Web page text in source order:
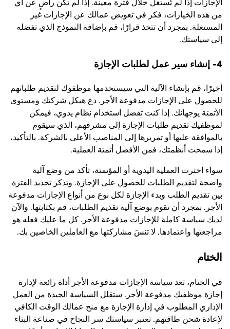
الإجازات إذا لم تُستغل خلال فترة معينة. إذا لم تكن راضٍ عن أي
من هذه الخيارات، فكر في تعويض عمالك عن الإجازات غير
المستغلة. بمجرد أن تتخذ قرارًا، قم بإضافة النموذج الذي تفضله
إلى سياستك.
4- إنشاء سير عمل لطلبات الإجازة
أخيرًا، قم بإنشاء الآلية التي سيستخدمها موظفوك لتقديم طلباتهم
للحصول على الإجازات مدفوعة الأجر. دع هيكل شركتك ومستوى
الأتمتة يوجهانك. إذا كنت تفضل استخدام نظام يدوي، فيمكن
لموظفيك تقديم طلبات الإجازة إلى مشرفهم، الذي سيقوم
بالموافقة عليها أو تمريرها إلى المناصب الأعلى بالشركة. بالتأكيد،
إذا سمحت أنظمتك، فمن الأفضل أتمتة العملية.
سواء اخترت العملية اليدوية أو المؤتمتة، تأكد من وضع آلية
واضحة لتقديم الطلبات للحصول على الإجازة. وتذكر تحديد الفترة
بين تقديم الطلب وبدء الإجازة لكل نوع من أنواع الإجازات مدفوعة
الأجر. بمجرد أن تقوم بوضع آلية تقديم الطلبات، قم بكتابتها. والآن
لديك سياسة كاملة للإجازات مدفوعة الأجر. كل ما عليك فعله هو
مراجعتها واعتمادها. لا تنسَ مشاركتها مع العاملين الخاصين بك.
الختام
في الختام، تعد سياسة الإجازات مدفوعة الأجر أداة رائعة لإدارة
إجازة موظفيك مدفوعة الأجر. ستقلل السياسة الجيدة من العمل
الإداري المطلوب في إدارة الإجازة مع منح عمالك الوقت الكافي
لإعادة شحن طاقتهم. تعتبر سياستك سر النجاح في صناعة البناء